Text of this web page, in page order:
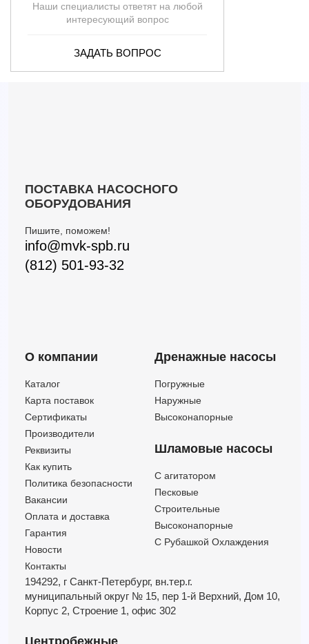
Наши специалисты ответят на любой
интересующий вопрос
ЗАДАТЬ ВОПРОС
ПОСТАВКА НАСОСНОГО
ОБОРУДОВАНИЯ
Пишите, поможем!
info@mvk-spb.ru
(812) 501-93-32
О компании
Каталог
Карта поставок
Сертификаты
Производители
Реквизиты
Как купить
Политика безопасности
Вакансии
Оплата и доставка
Гарантия
Новости
Контакты
Дренажные насосы
Погружные
Наружные
Высоконапорные
Шламовые насосы
C агитатором
Песковые
Строительные
Высоконапорные
С Рубашкой Охлаждения
194292, г Санкт-Петербург, вн.тер.г.
муниципальный округ № 15, пер 1-й Верхний, Дом 10,
Корпус 2, Строение 1, офис 302